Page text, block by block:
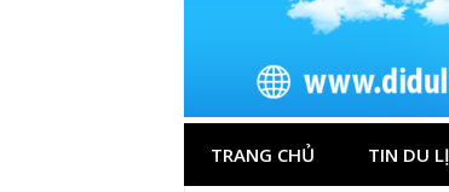
TRANG CHỦ TIN DU